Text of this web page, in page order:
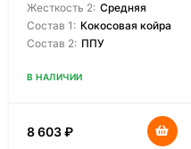
Жесткость 2: Средняя
Состав 1: Кокосовая койра
Состав 2: ППУ
В НАЛИЧИИ
8 603₽